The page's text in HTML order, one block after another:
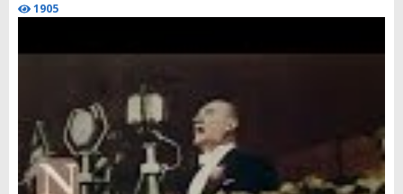
1905